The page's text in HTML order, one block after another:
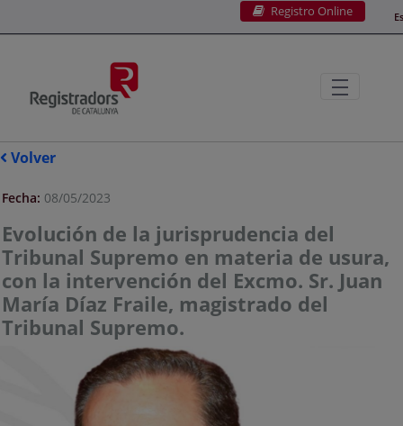
Registro Online
Volver
Fecha: 08/05/2023
Evolución de la jurisprudencia del
Tribunal Supremo en materia de usura,
con la intervención del Excmo. Sr. Juan
María Díaz Fraile, magistrado del
Tribunal Supremo.